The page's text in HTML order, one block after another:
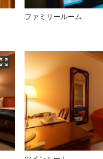
ファミリールーム